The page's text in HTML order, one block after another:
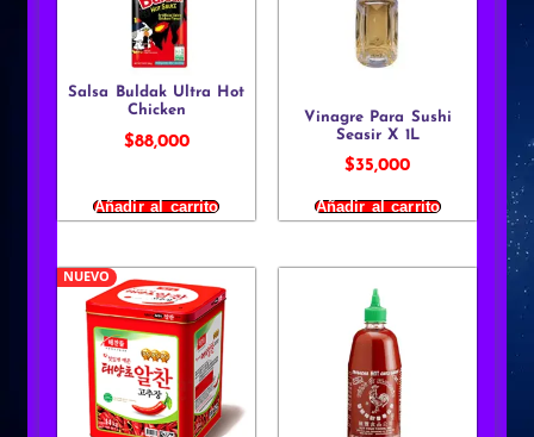
Salsa Buldak Ultra Hot
Chicken
$88,000
Añadir al carrito
Vinagre Para Sushi
Seasir X 1L
$35,000
Añadir al carrito
NUEVO